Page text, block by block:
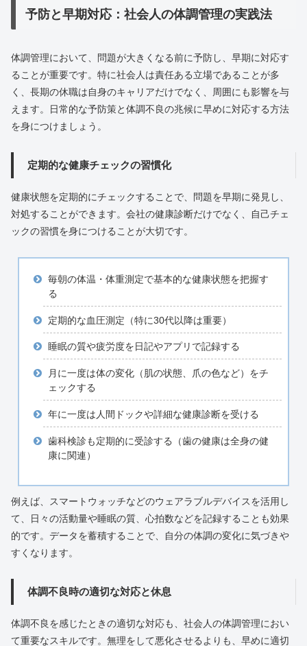
予防と早期対応：社会人の体調管理の実践法
体調管理において、問題が大きくなる前に予防し、早期に対応す
ることが重要です。特に社会人は責任ある立場であることが多
く、長期の休職は自身のキャリアだけでなく、周囲にも影響を与
えます。日常的な予防策と体調不良の兆候に早めに対応する方法
を身につけましょう。
定期的な健康チェックの習慣化
健康状態を定期的にチェックすることで、問題を早期に発見し、
対処することができます。会社の健康診断だけでなく、自己チェ
ックの習慣を身につけることが大切です。
毎朝の体温・体重測定で基本的な健康状態を把握す
る
定期的な血圧測定（特に30代以降は重要）
睡眠の質や疲労度を日記やアプリで記録する
月に一度は体の変化（肌の状態、爪の色など）をチ
ェックする
年に一度は人間ドックや詳細な健康診断を受ける
歯科検診も定期的に受診する（歯の健康は全身の健
康に関連）
例えば、スマートウォッチなどのウェアラブルデバイスを活用し
て、日々の活動量や睡眠の質、心拍数などを記録することも効果
的です。データを蓄積することで、自分の体調の変化に気づきや
すくなります。
体調不良時の適切な対応と休息
体調不良を感じたときの適切な対応も、社会人の体調管理におい
て重要なスキルです。無理をして悪化させるよりも、早めに適切